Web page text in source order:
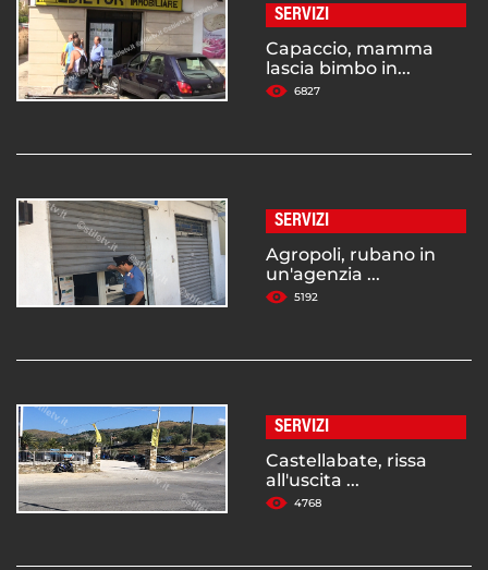
SERVIZI
Capaccio, mamma
lascia bimbo in...
6827
SERVIZI
Agropoli, rubano in
un'agenzia ...
5192
SERVIZI
Castellabate, rissa
all'uscita ...
4768